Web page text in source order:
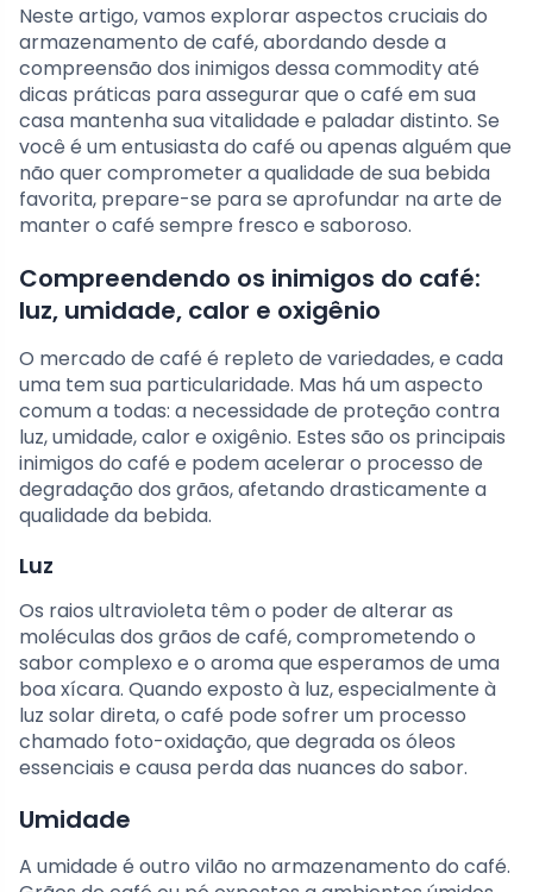
Neste artigo, vamos explorar aspectos cruciais do
armazenamento de café, abordando desde a
compreensão dos inimigos dessa commodity até
dicas práticas para assegurar que o café em sua
casa mantenha sua vitalidade e paladar distinto. Se
você é um entusiasta do café ou apenas alguém que
não quer comprometer a qualidade de sua bebida
favorita, prepare-se para se aprofundar na arte de
manter o café sempre fresco e saboroso.
Compreendendo os inimigos do café:
luz, umidade, calor e oxigênio
O mercado de café é repleto de variedades, e cada
uma tem sua particularidade. Mas há um aspecto
comum a todas: a necessidade de proteção contra
luz, umidade, calor e oxigênio. Estes são os principais
inimigos do café e podem acelerar o processo de
degradação dos grãos, afetando drasticamente a
qualidade da bebida.
Luz
Os raios ultravioleta têm o poder de alterar as
moléculas dos grãos de café, comprometendo o
sabor complexo e o aroma que esperamos de uma
boa xícara. Quando exposto à luz, especialmente à
luz solar direta, o café pode sofrer um processo
chamado foto-oxidação, que degrada os óleos
essenciais e causa perda das nuances do sabor.
Umidade
A umidade é outro vilão no armazenamento do café.